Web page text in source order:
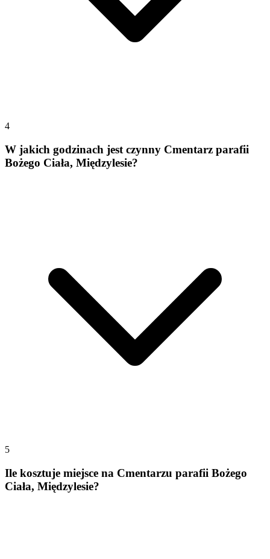
4
W jakich godzinach jest czynny Cmentarz parafii
Bożego Ciała, Międzylesie?
5
Ile kosztuje miejsce na Cmentarzu parafii Bożego
Ciała, Międzylesie?